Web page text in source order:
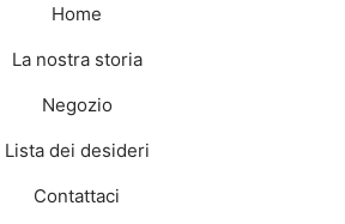
Home
La nostra storia
Negozio
Lista dei desideri
Contattaci